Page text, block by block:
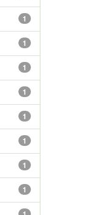
1
1
1
1
1
1
1
1